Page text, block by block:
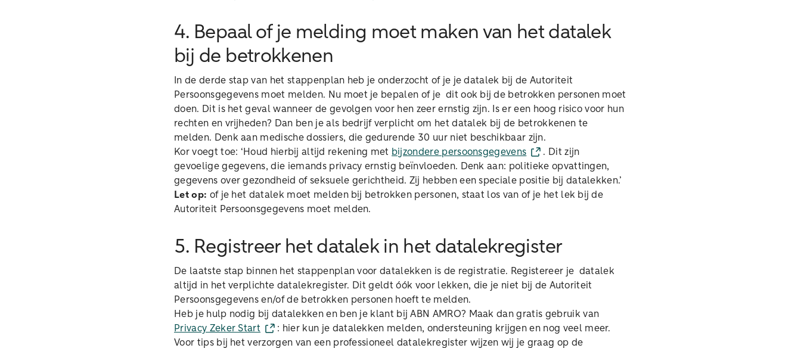
4. Bepaal of je melding moet maken van het datalek
bij de betrokkenen
In de derde stap van het stappenplan heb je onderzocht of je je datalek bij de Autoriteit
Persoonsgegevens moet melden. Nu moet je bepalen of je dit ook bij de betrokken personen moet
doen. Dit is het geval wanneer de gevolgen voor hen zeer ernstig zijn. Is er een hoog risico voor hun
rechten en vrijheden? Dan ben je als bedrijf verplicht om het datalek bij de betrokkenen te
melden. Denk aan medische dossiers, die gedurende 30 uur niet beschikbaar zijn.
Kor voegt toe: ‘Houd hierbij altijd rekening met bijzondere persoonsgegevens
. Dit zijn
gevoelige gegevens, die iemands privacy ernstig beïnvloeden. Denk aan: politieke opvattingen,
gegevens over gezondheid of seksuele gerichtheid. Zij hebben een speciale positie bij datalekken.’
Let op: of je het datalek moet melden bij betrokken personen, staat los van of je het lek bij de
Autoriteit Persoonsgegevens moet melden.
5. Registreer het datalek in het datalekregister
De laatste stap binnen het stappenplan voor datalekken is de registratie. Registereer je datalek
altijd in het verplichte datalekregister. Dit geldt óók voor lekken, die je niet bij de Autoriteit
Persoonsgegevens en/of de betrokken personen hoeft te melden.
Heb je hulp nodig bij datalekken en ben je klant bij ABN AMRO? Maak dan gratis gebruik van
Privacy Zeker Start
: hier kun je datalekken melden, ondersteuning krijgen en nog veel meer.
Voor tips bij het verzorgen van een professioneel datalekregister wijzen wij je graag op de